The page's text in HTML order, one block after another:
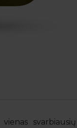
vienas